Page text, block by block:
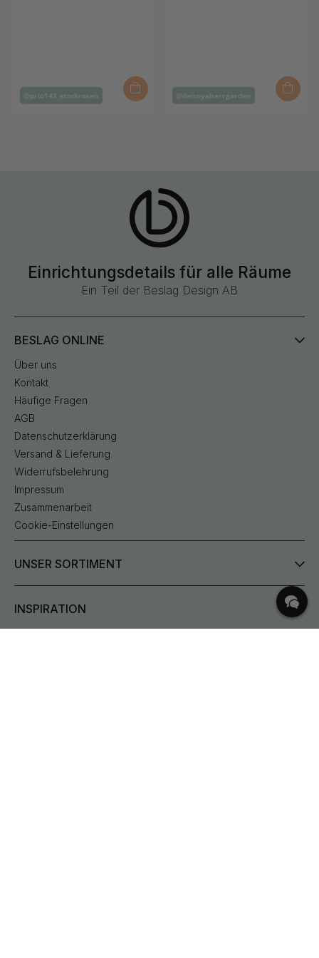
Inlägg
@prio143_stockrosen
Inlägg
@dennyaherrgarden
Einrichtungsdetails für alle Räume
Ein Teil der Beslag Design AB
BESLAG ONLINE
Über uns
Kontakt
Häufige Fragen
AGB
Datenschutzerklärung
Versand & Lieferung
Widerrufsbelehrung
Impressum
Zusammenarbeit
Cookie-Einstellungen
UNSER SORTIMENT
INSPIRATION